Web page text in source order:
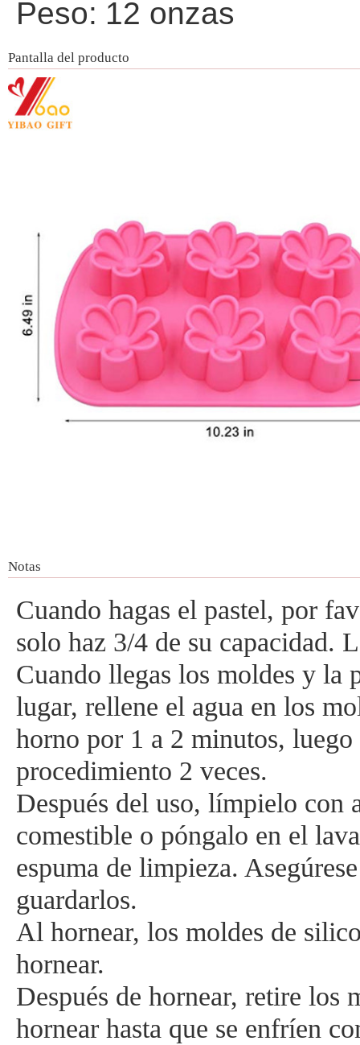
Peso: 12 onzas
Pantalla del producto
Notas
Cuando hagas el pastel, por
solo haz 3/4 de su capacidad.
Cuando llegas los moldes y la
lugar, rellene el agua en los
horno por 1 a 2 minutos,
procedimiento 2 veces.
Después del uso, límpielo con
comestible o póngalo en el
espuma de limpieza.
guardarlos.
Al hornear, los moldes de
hornear.
Después de hornear, retire los
hornear hasta que se enfríen